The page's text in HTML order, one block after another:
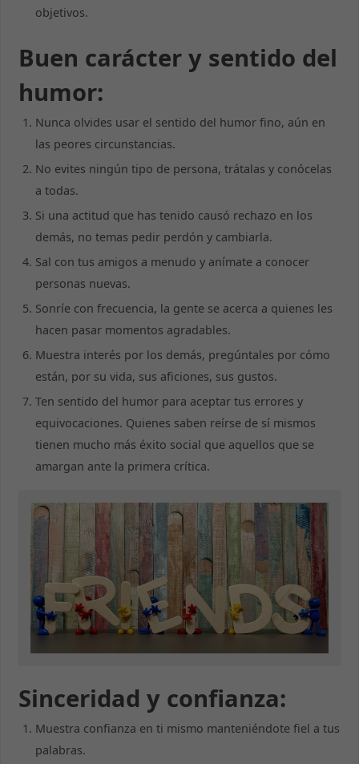
objetivos.
Buen carácter y sentido del
humor:
Nunca olvides usar el sentido del humor fino, aún en
las peores circunstancias.
No evites ningún tipo de persona, trátalas y conócelas
a todas.
Si una actitud que has tenido causó rechazo en los
demás, no temas pedir perdón y cambiarla.
Sal con tus amigos a menudo y anímate a conocer
personas nuevas.
Sonríe con frecuencia, la gente se acerca a quienes les
hacen pasar momentos agradables.
Muestra interés por los demás, pregúntales por cómo
están, por su vida, sus aficiones, sus gustos.
Ten sentido del humor para aceptar tus errores y
equivocaciones. Quienes saben reírse de sí mismos
tienen mucho más éxito social que aquellos que se
amargan ante la primera crítica.
Sinceridad y confianza:
Muestra confianza en ti mismo manteniéndote fiel a tus
palabras.